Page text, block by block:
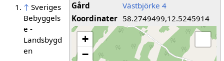
Gård
Västbjörke 4
Koordinater 58.2749499,12.5245914
+
−
↑ Sveriges
Bebyggels
e -
Landsbygd
en